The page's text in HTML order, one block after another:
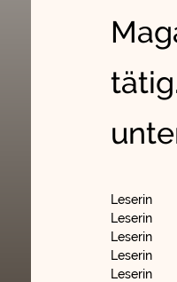
Leserin
Leserin
Leserin
Leserin
Leserin